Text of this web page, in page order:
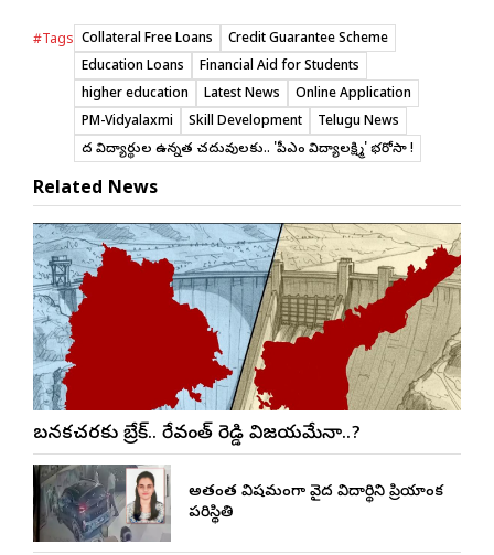
#Tags Collateral Free Loans
Credit Guarantee Scheme
Education Loans
Financial Aid for Students
higher education
Latest News
Online Application
PM-Vidyalaxmi
Skill Development
Telugu News
పేద విద్యార్థుల ఉన్నత చదువులకు.. 'పీఎం విద్యాలక్ష్మి' భరోసా !
Related News
బనకచర్లకు బ్రేక్.. రేవంత్ రెడ్డి విజయమేనా..?
అత్యంత విషమంగా వైద్య విద్యార్థిని ప్రియాంక
పరిస్థితి